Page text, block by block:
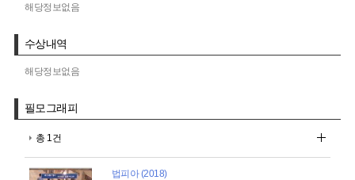
해당정보없음
수상내역
해당정보없음
필모그래피
총 1건
법피아 (2018)